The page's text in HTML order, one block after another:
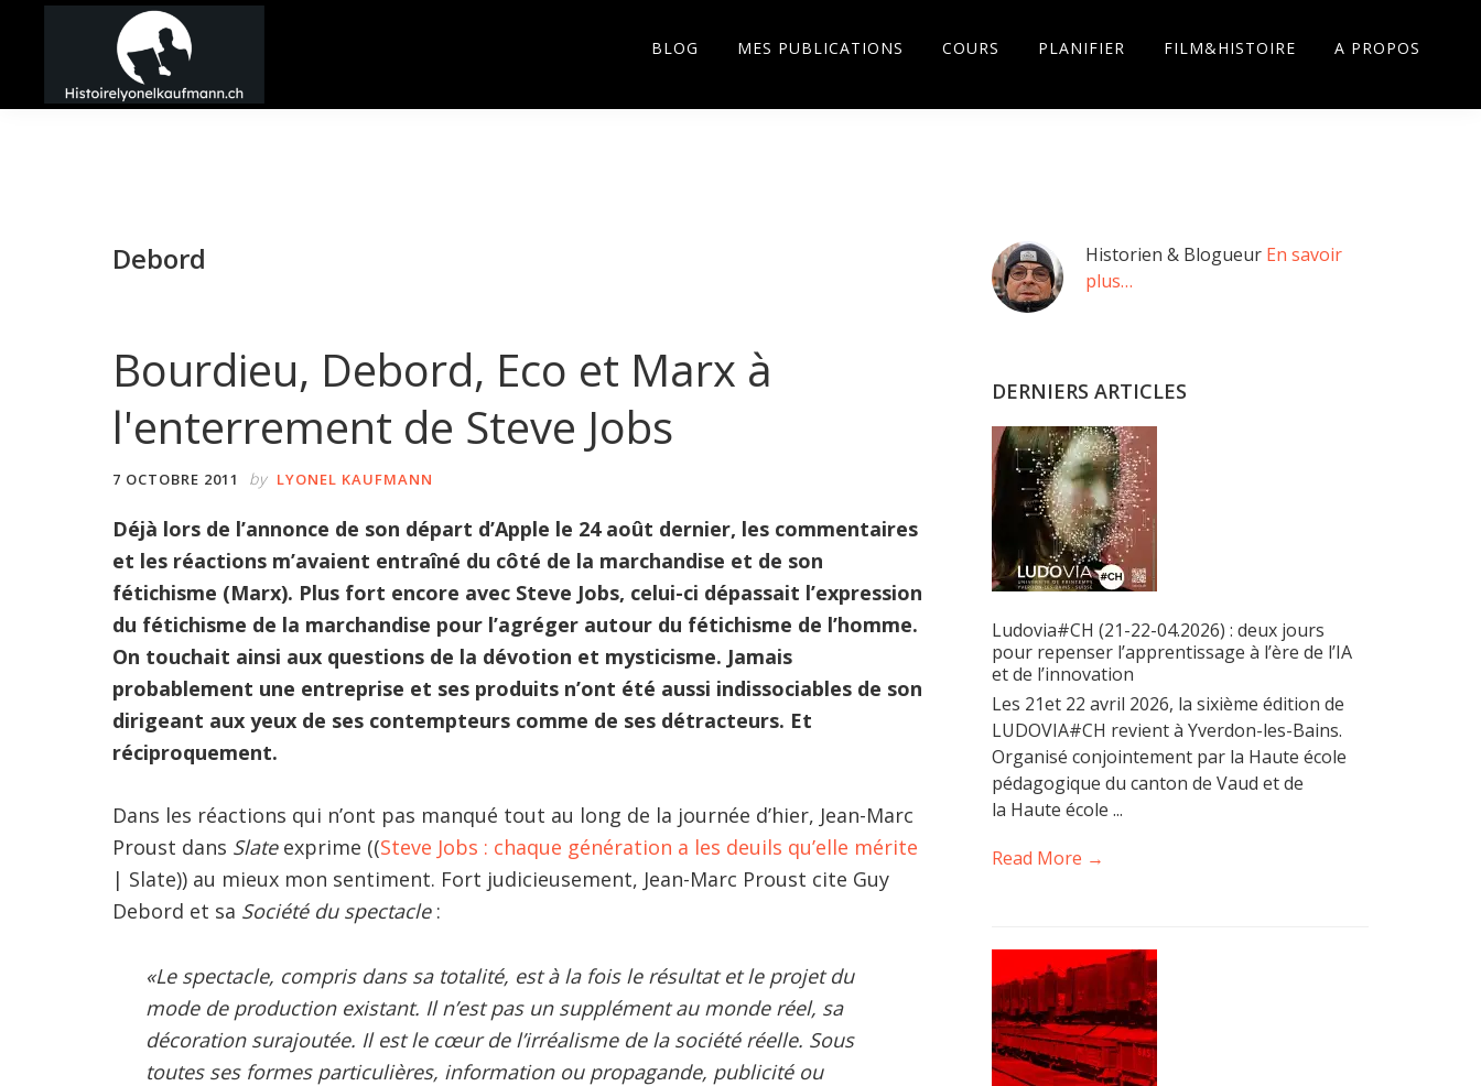
navigation
principal
barreHistoire
BLOG MES PUBLICATIONS COURS PLANIFIER FILM&HISTOIRE A PROPOS
Debord
Bourdieu, Debord, Eco et Marx à
l'enterrement de Steve Jobs
7 OCTOBRE 2011 by LYONEL KAUFMANN
Déjà lors de l’annonce de son départ d’Apple le 24 août dernier, les commentaires
et les réactions m’avaient entraîné du côté de la marchandise et de son
fétichisme (Marx). Plus fort encore avec Steve Jobs, celui-ci dépassait l’expression
du fétichisme de la marchandise pour l’agréger autour du fétichisme de l’homme.
On touchait ainsi aux questions de la dévotion et mysticisme. Jamais
probablement une entreprise et ses produits n’ont été aussi indissociables de son
dirigeant aux yeux de ses contempteurs comme de ses détracteurs. Et
réciproquement.
Dans les réactions qui n’ont pas manqué tout au long de la journée d’hier, Jean-Marc
Proust dans Slate exprime ((Steve Jobs : chaque génération a les deuils qu’elle mérite
| Slate)) au mieux mon sentiment. Fort judicieusement, Jean-Marc Proust cite Guy
Debord et sa Société du spectacle:
«Le spectacle, compris dans sa totalité, est à la fois le résultat et le projet du
mode de production existant. Il n’est pas un supplément au monde réel, sa
décoration surajoutée. Il est le cœur de l’irréalisme de la société réelle. Sous
toutes ses formes particulières, information ou propagande, publicité ou
Barre
latérale
Historien & Blogueur En savoir
plus…
DERNIERS ARTICLES
Ludovia#CH (21-22-04.2026) : deux jours
pour repenser l’apprentissage à l’ère de l’IA
et de l’innovation
Les 21et 22 avril 2026, la sixième édition de
LUDOVIA#CH revient à Yverdon-les-Bains.
Organisé conjointement par la Haute école
pédagogique du canton de Vaud et de
la Haute école ...
Read More →